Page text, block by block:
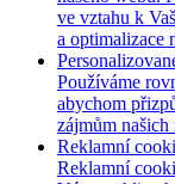
ve vztahu k
a optimalizace
Používáme
abychom
zájmům našich
Reklamní
Reklamní